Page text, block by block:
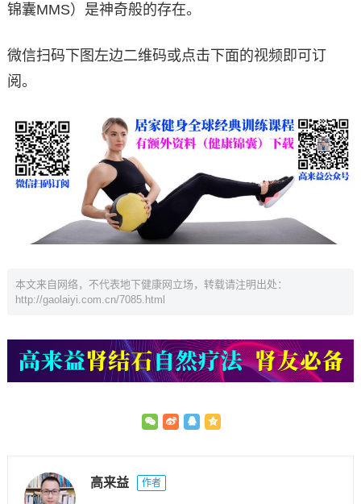
锦囊MMS）是神奇般的存在。
微信扫码下图左边二维码或点击下面的视频即可订
阅。
本文来自网络，不代表地下健康网立场，转载请注明出处：
http://gaolaiyi.com.cn/7085.html
高来益 作者